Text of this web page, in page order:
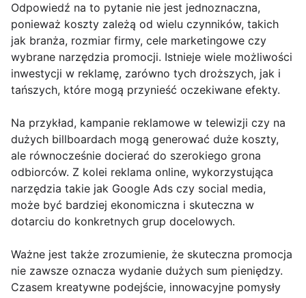
Odpowiedź na to pytanie nie jest jednoznaczna,
ponieważ koszty zależą od wielu czynników, takich
jak branża, rozmiar firmy, cele marketingowe czy
wybrane narzędzia promocji. Istnieje wiele możliwości
inwestycji w reklamę, zarówno tych droższych, jak i
tańszych, które mogą przynieść oczekiwane efekty.
Na przykład, kampanie reklamowe w telewizji czy na
dużych billboardach mogą generować duże koszty,
ale równocześnie docierać do szerokiego grona
odbiorców. Z kolei reklama online, wykorzystująca
narzędzia takie jak Google Ads czy social media,
może być bardziej ekonomiczna i skuteczna w
dotarciu do konkretnych grup docelowych.
Ważne jest także zrozumienie, że skuteczna promocja
nie zawsze oznacza wydanie dużych sum pieniędzy.
Czasem kreatywne podejście, innowacyjne pomysły